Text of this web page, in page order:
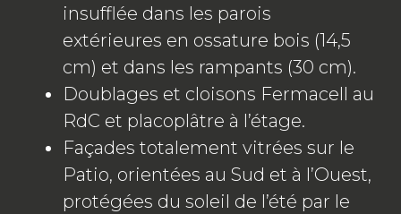
insufflée dans les parois
extérieures en ossature bois (14,5
cm) et dans les rampants (30 cm).
Doublages et cloisons Fermacell au
RdC et placoplâtre à l’étage.
Façades totalement vitrées sur le
Patio, orientées au Sud et à l’Ouest,
protégées du soleil de l’été par le